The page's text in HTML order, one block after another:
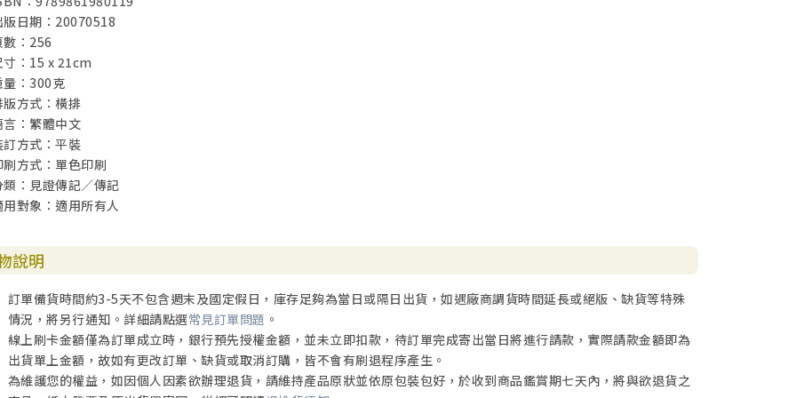
5部 醫學大師 159
學大師巴金森 James Parkinson 1755～1824
讓受苦的人得安慰 161
一個女醫生布蕾克威爾 Elizabeth Blackwell 1821～1910
荊棘大地一朵花 173
蚊的發現者羅斯 Sir Ronald Ross 1857～1932
腔醫學之父雷涅克 Rene Laennec 1777～1826
6部 工程學大師 205
礦工程學大師達利 Marcus Daly 1841～1900
我看到大山小山在跳舞 207
版日期：20070518
數：256
寸：15 x 21cm
量：300克
版方式：橫排
言：繁體中文
訂方式：平裝
刷方式：單色印刷
類：見證傳記／傳記
用對象：適用所有人
說明
訂單備貨時間約3-5天不包含週末及國定假日，庫存足夠為當日或隔日出貨，如遇廠商調貨時間延長或絕版、缺貨等特殊
情況，將另行通知。詳細請點選常見訂單問題 。
線上刷卡金額僅為訂單成立時，銀行預先授權金額，並未立即扣款，待訂單完成寄出當日將進行請款，實際請款金額即為
出貨單上金額，故如有更改訂單、缺貨或取消訂購，皆不會有刷退程序產生。
為維護您的權益，如因個人因素欲辦理退貨，請維持產品原狀並依原包裝包好，於收到商品鑑賞期七天內，將與欲退貨之